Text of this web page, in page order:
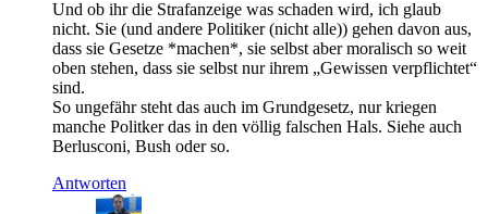
Und ob ihr die Strafanzeige was schaden wird, ich glaub
nicht. Sie (und andere Politiker (nicht alle)) gehen davon aus,
dass sie Gesetze *machen*, sie selbst aber moralisch so weit
oben stehen, dass sie selbst nur ihrem „Gewissen verpflichtet“
sind.
So ungefähr steht das auch im Grundgesetz, nur kriegen
manche Politker das in den völlig falschen Hals. Siehe auch
Berlusconi, Bush oder so.
Antworten